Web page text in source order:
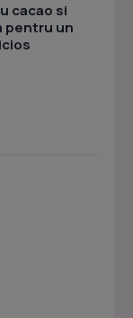
cacao si
pentru un